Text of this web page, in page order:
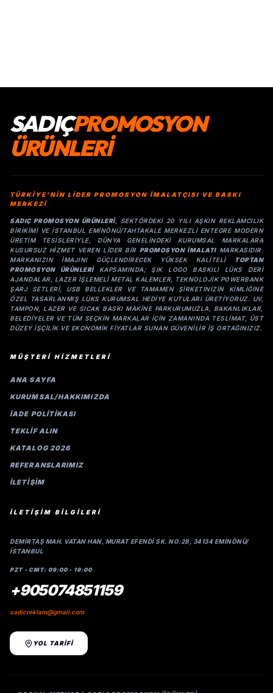
SADIÇPROMOSYON
ÜRÜNLERİ
TÜRKİYE'NİN LİDER PROMOSYON İMALATÇISI VE BASKI
MERKEZİ
SADIÇ PROMOSYON ÜRÜNLERI, SEKTÖRDEKI 20 YILI AŞKIN REKLAMCILIK
BIRIKIMI VE İSTANBUL EMINÖNÜ/TAHTAKALE MERKEZLI ENTEGRE MODERN
ÜRETIM TESISLERIYLE, DÜNYA GENELINDEKI KURUMSAL MARKALARA
KUSURSUZ HIZMET VEREN LIDER BIR PROMOSYON IMALATIMARKASIDIR.
MARKANIZIN IMAJINI GÜÇLENDIRECEK YÜKSEK KALITELI
TOPTAN
PROMOSYON ÜRÜNLERIKAPSAMINDA; ŞIK LOGO BASKILI LÜKS DERI
AJANDALAR, LAZER IŞLEMELI METAL KALEMLER, TEKNOLOJIK POWERBANK
ŞARJ SETLERI, USB BELLEKLER VE TAMAMEN ŞIRKETINIZIN KIMLIĞINE
ÖZEL TASARLANMIŞ LÜKS KURUMSAL HEDIYE KUTULARI ÜRETIYORUZ. UV,
TAMPON, LAZER VE SICAK BASKI MAKINE PARKURUMUZLA, BAKANLIKLAR,
BELEDIYELER VE TÜM SEÇKIN MARKALAR IÇIN ZAMANINDA TESLIMAT, ÜST
DÜZEY IŞÇILIK VE EKONOMIK FIYATLAR SUNAN GÜVENILIR IŞ ORTAĞINIZIZ.
MÜŞTERİ HİZMETLERİ
ANA SAYFA
KURUMSAL/HAKKIMIZDA
İADE POLİTİKASI
TEKLİF ALIN
KATALOG 2026
REFERANSLARIMIZ
İLETIŞIM
İLETİŞİM BİLGİLERİ
DEMIRTAŞ MAH. VATAN HAN, MURAT EFENDI SK. NO:28, 34134 EMINÖNÜ/
İSTANBUL
PZT - CMT: 09:00 - 19:00
+905074851159
sadicreklam@gmail.com
YOL TARİFİ